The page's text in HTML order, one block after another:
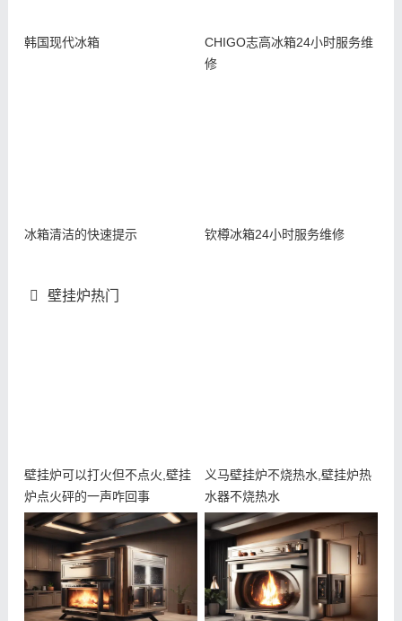
韩国现代冰箱
CHIGO志高冰箱24小时服务维
修
冰箱清洁的快速提示 钦樽冰箱24小时服务维修
壁挂炉热门
壁挂炉可以打火但不点火,壁挂
炉点火砰的一声咋回事
义马壁挂炉不烧热水,壁挂炉热
水器不烧热水